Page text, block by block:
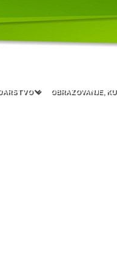
OBRAZOVANJE,